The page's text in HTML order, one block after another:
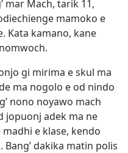
mar Mach, tarik 11,
mamoko e
Kata kamano, kane
gi mirima e skul ma
ma nogolo e od nindo
nono noyawo mach
jopuonj adek ma ne
e klase, kendo
Bang’ dakika matin polis